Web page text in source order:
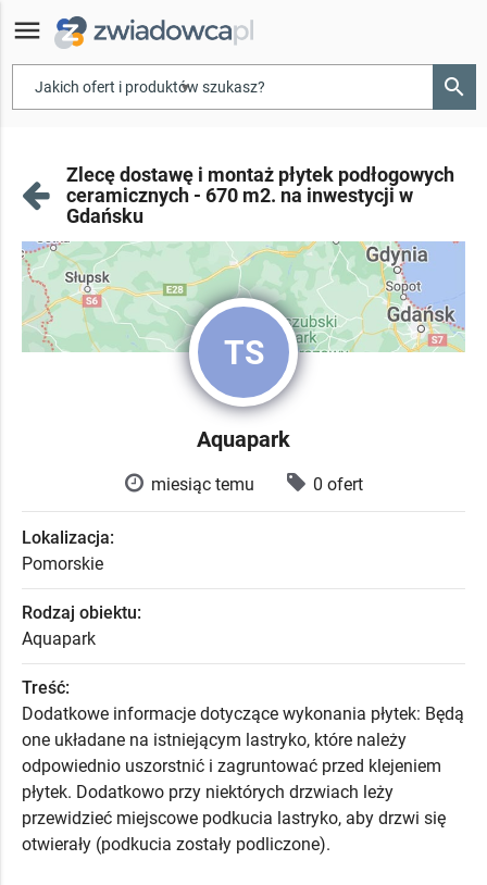
menu
▾ search
Zlecę dostawę i montaż płytek podłogowych
ceramicznych - 670 m2. na inwestycji w
Gdańsku
TS
Aquapark
miesiąc temu 0 ofert
Lokalizacja:
Pomorskie
Rodzaj obiektu:
Aquapark
Treść:
Dodatkowe informacje dotyczące wykonania płytek: Będą
one układane na istniejącym lastryko, które należy
odpowiednio uszorstnić i zagruntować przed klejeniem
płytek. Dodatkowo przy niektórych drzwiach leży
przewidzieć miejscowe podkucia lastryko, aby drzwi się
otwierały (podkucia zostały podliczone).